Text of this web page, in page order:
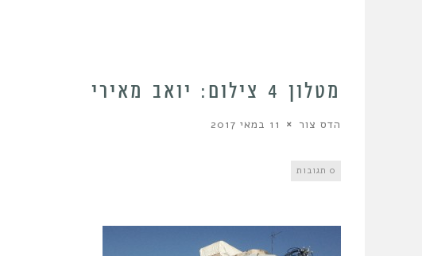
מטלון 4 צילום: יואב מאירי
הדס צור 11 במאי 2017
0 תגובות